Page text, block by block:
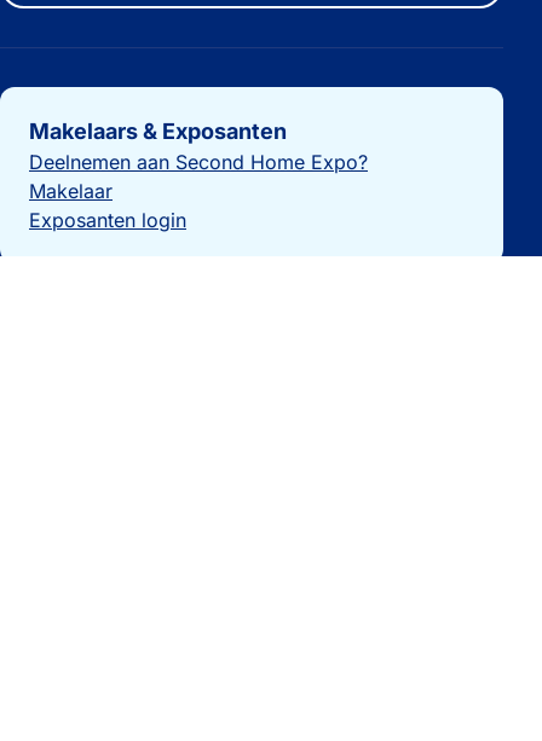
Belangrijke links
Makelaars & Exposanten
Deelnemen aan Second Home Expo?
Makelaar
Exposanten login